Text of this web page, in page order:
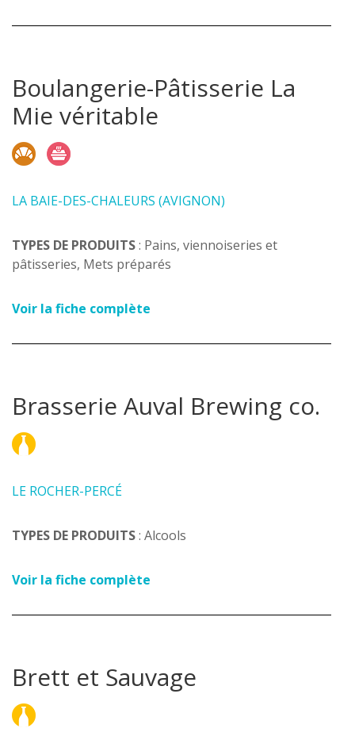
Boulangerie-Pâtisserie La
Mie véritable
LA BAIE-DES-CHALEURS (AVIGNON)
TYPES DE PRODUITS: Pains, viennoiseries et
pâtisseries, Mets préparés
Voir la fiche complète
Brasserie Auval Brewing co.
LE ROCHER-PERCÉ
TYPES DE PRODUITS: Alcools
Voir la fiche complète
Brett et Sauvage